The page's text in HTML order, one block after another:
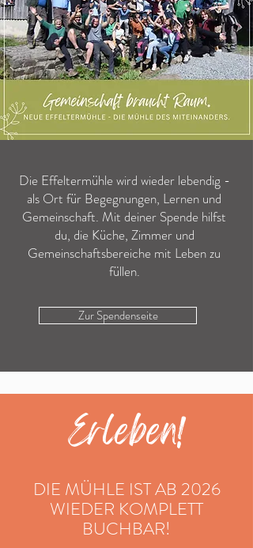
Die Effeltermühle wird wieder lebendig -
als Ort für Begegnungen, Lernen und
Gemeinschaft. Mit deiner Spende hilfst
du, die Küche, Zimmer und
Gemeinschaftsbereiche mit Leben zu
füllen.
Zur Spendenseite
Erleben!
DIE MÜHLE IST AB 2026
WIEDER KOMPLETT
BUCHBAR!